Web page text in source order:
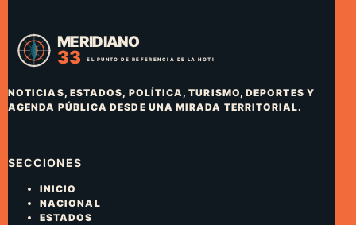
NOTICIAS, ESTADOS, POLÍTICA, TURISMO, DEPORTES Y
AGENDA PÚBLICA DESDE UNA MIRADA TERRITORIAL.
SECCIONES
INICIO
NACIONAL
ESTADOS